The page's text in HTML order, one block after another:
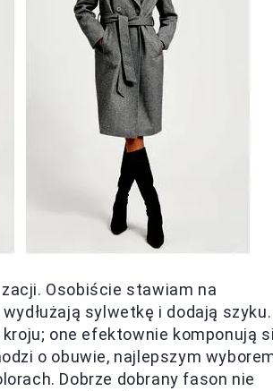
Osobiście stawiam na
sylwetkę i dodają szyku.
one efektownie komponują
o obuwie, najlepszym
Dobrze dobrany fason nie